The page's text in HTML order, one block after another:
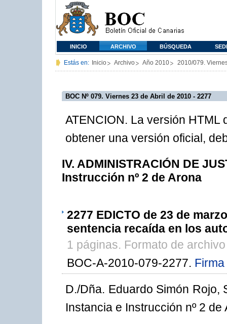
INICIO ARCHIVO BÚSQUEDA
Estás en: Inicio Archivo Año 2010 2010/079.
BOC Nº 079. Viernes 23 de Abril de 2010 - 2277
ATENCION. La versión HTML
obtener una versión oficial,
IV. ADMINISTRACIÓN DE
Instrucción nº 2 de Arona
2277 EDICTO de 23 de
sentencia recaída en los
1 páginas. Formato de
BOC-A-2010-079-2277.
D./Dña. Eduardo Simón Rojo,
Instancia e Instrucción nº 2